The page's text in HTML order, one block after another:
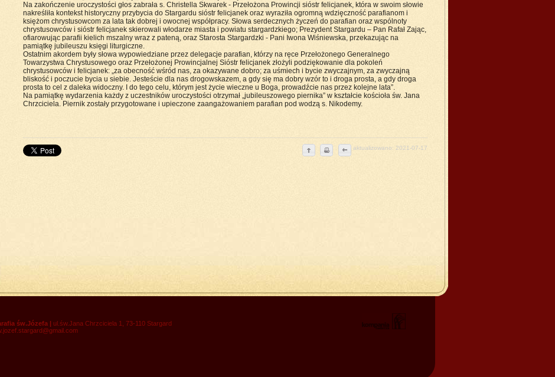
Na zakończenie uroczystości głos zabrała s. Christella Skwarek - Przełożona Prowincji sióstr felicjanek, która w swoim słowie
nakreśliła kontekst historyczny przybycia do Stargardu sióstr felicjanek oraz wyraziła ogromną wdzięczność parafianom i
księżom chrystusowcom za lata tak dobrej i owocnej współpracy. Słowa serdecznych życzeń do parafian oraz wspólnoty
chrystusowców i sióstr felicjanek skierowali włodarze miasta i powiatu stargardzkiego; Prezydent Stargardu – Pan Rafał Zając,
ofiarowując parafii kielich mszalny wraz z pateną, oraz Starosta Stargardzki - Pani Iwona Wiśniewska, przekazując na
pamiątkę jubileuszu księgi liturgiczne.
Ostatnim akordem były słowa wypowiedziane przez delegacje parafian, którzy na ręce Przełożonego Generalnego
Towarzystwa Chrystusowego oraz Przełożonej Prowincjalnej Sióstr felicjanek złożyli podziękowanie dla pokoleń
chrystusowców i felicjanek: „za obecność wśród nas, za okazywane dobro; za uśmiech i bycie zwyczajnym, za zwyczajną
bliskość i poczucie bycia u siebie. Jesteście dla nas drogowskazem, a gdy się ma dobry wzór to i droga prosta, a gdy droga
prosta to cel z daleka widoczny. I do tego celu, którym jest życie wieczne u Boga, prowadźcie nas przez kolejne lata”.
Na pamiątkę wydarzenia każdy z uczestników uroczystości otrzymał „jubileuszowego piernika” w kształcie kościoła św. Jana
Chrzciciela. Piernik zostały przygotowane i upieczone zaangażowaniem parafian pod wodzą s. Nikodemy.
aktualizowano: 2021-07-17
św.Józefa | ul.św.Jana Chrzciciela 1, 73-110 Stargard